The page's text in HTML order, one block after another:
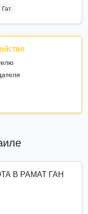
Гат
В РАМАТ ГАН